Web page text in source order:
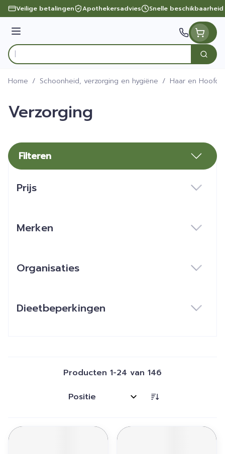
Ga naar de inhoud
Veilige betalingen Apothekersadvies Snelle beschikbaarheid
Menu
Product, merk, categorie...
Zoek
Home / Schoonheid, verzorging en hygiëne / Haar en Hoofd
Verzorging
Filteren
Prijs
Merken
Organisaties
Dieetbeperkingen
Producten 1-24 van 146
Sorteer op: